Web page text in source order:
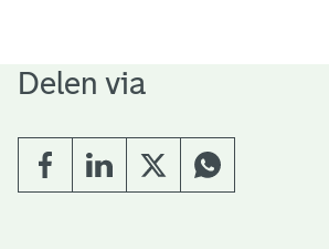
Delen via